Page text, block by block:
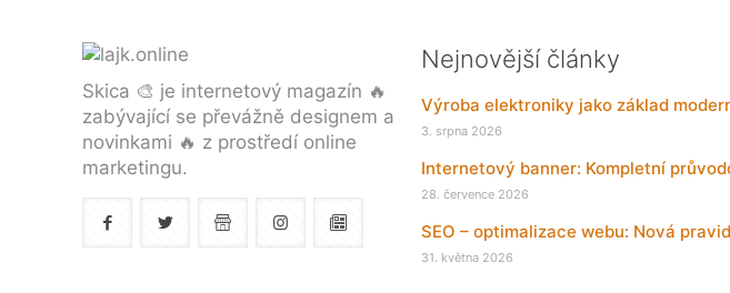
Skica 🎨 je internetový magazín 🔥
zabývající se převážně designem a
novinkami 🔥 z prostředí online
marketingu.
Nejnovější články
Výroba elektroniky jako základ
3. srpna 2026
Internetový banner: Kompletní
28. července 2026
SEO – optimalizace webu: Nová
31. května 2026